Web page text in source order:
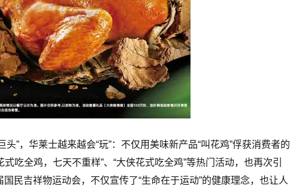
”，华莱士越来越会“玩”：不仅用美味新产品“叫花鸡”俘获消费者的
吃全鸡，七天不重样”、“大侠花式吃全鸡”等热门活动，也再次引
民吉祥物运动会，不仅宣传了“生命在于运动”的健康理念，也让人